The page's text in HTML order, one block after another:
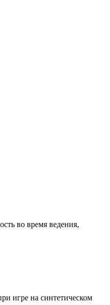
во время ведения,
игре на синтетическом